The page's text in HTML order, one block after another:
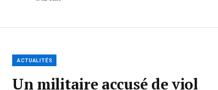
ACTUALITÉS
Un militaire accusé de viol